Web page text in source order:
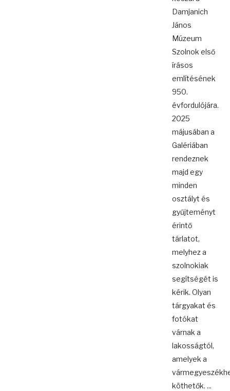
Damjanich
János
Múzeum
Szolnok első
írásos
említésének
950.
évfordulójára.
2025
májusában a
Galériában
rendeznek
majd egy
minden
osztályt és
gyűjteményt
érintő
tárlatot,
melyhez a
szolnokiak
segítségét is
kérik. Olyan
tárgyakat és
fotókat
várnak a
lakosságtól,
amelyek a
köthetők. ...